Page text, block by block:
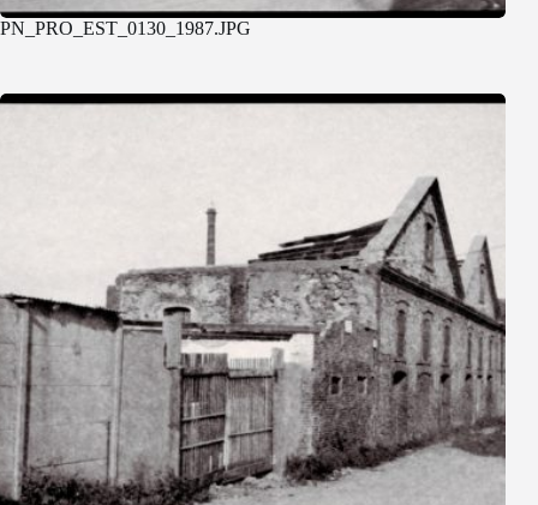
PN_PRO_EST_0130_1987.JPG